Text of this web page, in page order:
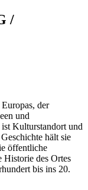
/
der
und
Kulturstandort und
hält sie
öffentliche
des Ortes
bis ins 20.